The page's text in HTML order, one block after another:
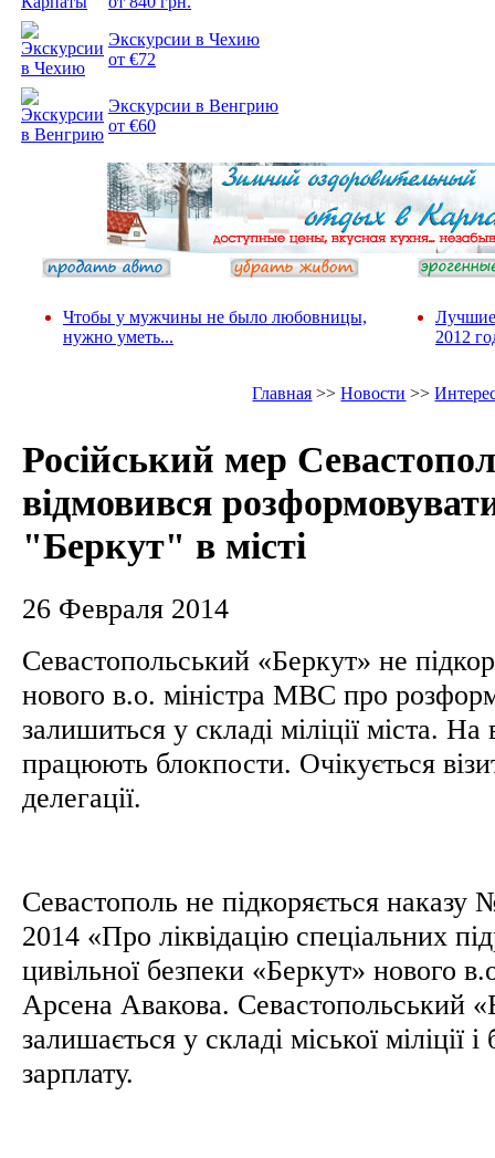
Экскурсии в Чехию
от €72
Экскурсии в Венгрию
от €60
Чтобы у мужчины не было любовницы,
нужно уметь...
Лучшие
2012
Главная >>Новости >>
Російський мер
відмовився
"Беркут" в місті
26 Февраля 2014
Севастопольський «Беркут» не
нового в.о. міністра МВС про
залишиться у складі міліції міста. На
працюють блокпости. Очікується
делегації.
Севастополь не підкоряється наказу
2014 «Про ліквідацію спеціальних
цивільної безпеки «Беркут» нового
Арсена Авакова. Севастопольський
залишається у складі міської міліції
зарплату.